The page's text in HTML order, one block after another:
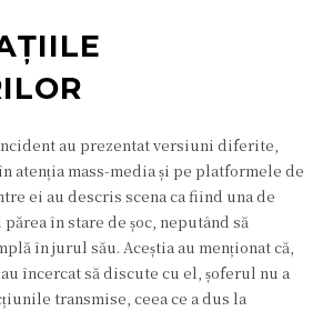
au prezentat versiuni diferite,
atenția mass-media și pe platformele de
ei au descris scena ca fiind una de
în stare de șoc, neputând să
în jurul său. Aceștia au menționat că,
încercat să discute cu el, șoferul nu a
transmise, ceea ce a dus la